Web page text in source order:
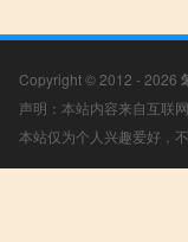
Copyright © 2012 - 2026
声明：本站内容来自互联
本站仅为个人兴趣爱好，